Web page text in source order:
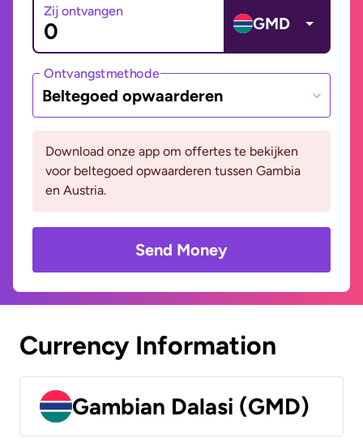
Zij ontvangen
GMD
Ontvangstmethode
Beltegoed opwaarderen
Download onze app om offertes te bekijken
voor beltegoed opwaarderen tussen Gambia
en Austria.
Send Money
Currency Information
Gambian Dalasi (GMD)